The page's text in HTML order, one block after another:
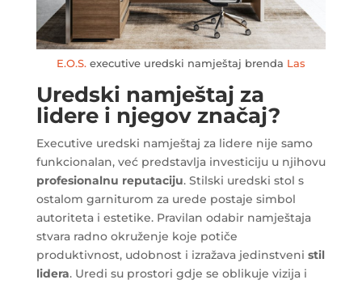
E.O.S.executive uredski namještaj brenda Las
Uredski namještaj za
lidere i njegov značaj?
Executive uredski namještaj za lidere nije samo
funkcionalan, već predstavlja investiciju u njihovu
profesionalnu reputaciju. Stilski uredski stol s
ostalom garniturom za urede postaje simbol
autoriteta i estetike. Pravilan odabir namještaja
stvara radno okruženje koje potiče
produktivnost, udobnost i izražava jedinstveni stil
lidera. Uredi su prostori gdje se oblikuje vizija i